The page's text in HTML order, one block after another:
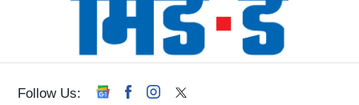
Follow Us: